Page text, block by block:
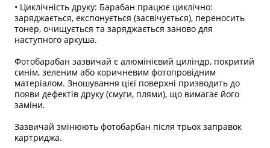
• Циклічність друку: Барабан працює циклічно:
заряджається, експонується (засвічується), переносить
тонер, очищується та заряджається заново для
наступного аркуша.
Фотобарабан зазвичай є алюмінієвий циліндр, покритий
синім, зеленим або коричневим фотопровідним
матеріалом. Зношування цієї поверхні призводить до
появи дефектів друку (смуги, плями), що вимагає його
заміни.
Зазвичай змінюють фотобарбан після трьох заправок
картриджа.